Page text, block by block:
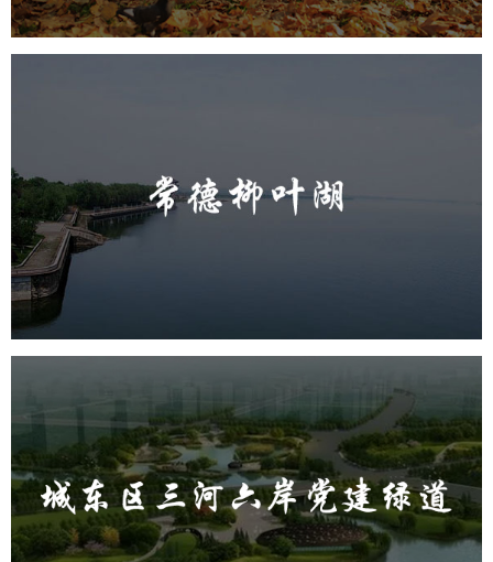
旅游休闲
城东区三河六岸党建绿道
旅游休闲 公园 AI人工智能 智慧公园
智能步道